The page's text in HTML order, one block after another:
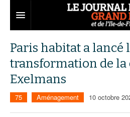
Territoires
Aménagement
Collectivités
Entreprises
Développement économique
Départements
Paris habitat a lancé
transformation de la
Exelmans
75 Aménagement 10 octobre